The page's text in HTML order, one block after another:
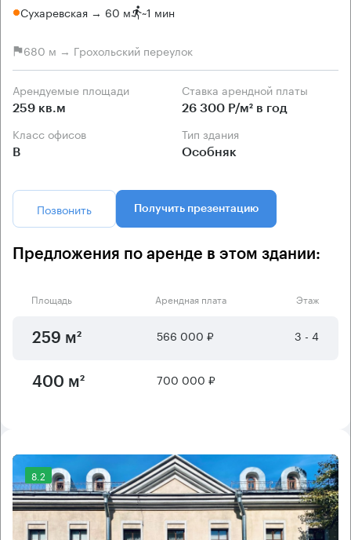
Сухаревская → 60 м ~1 мин
680 м → Грохольский переулок
Арендуемые площади
259 кв.м
Ставка арендной платы
26 300 Р/м² в год
Класс офисов
B
Тип здания
Особняк
Позвонить Получить презентацию
Предложения по аренде в этом здании:
Площадь Арендная плата Этаж
259 м² 566 000 ₽ 3 - 4
400 м² 700 000 ₽
8.2